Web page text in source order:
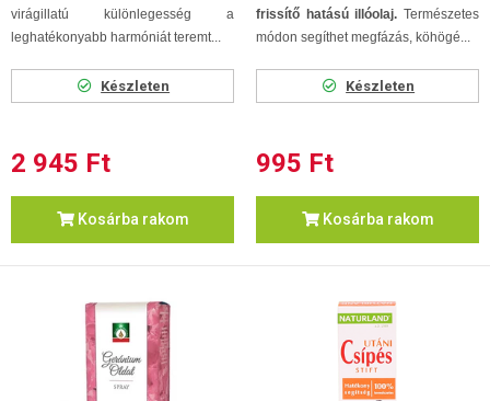
virágillatú különlegesség a
leghatékonyabb harmóniát teremt...
Készleten
2 945 Ft
Kosárba rakom
frissítő hatású illóolaj. Természetes
módon segíthet megfázás, köhögé...
Készleten
995 Ft
Kosárba rakom